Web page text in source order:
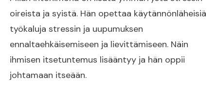
oireista ja syistä. Hän opettaa käytännönläheisiä
työkaluja stressin ja uupumuksen
ennaltaehkäisemiseen ja lievittämiseen. Näin
ihmisen itsetuntemus lisääntyy ja hän oppii
johtamaan itseään.